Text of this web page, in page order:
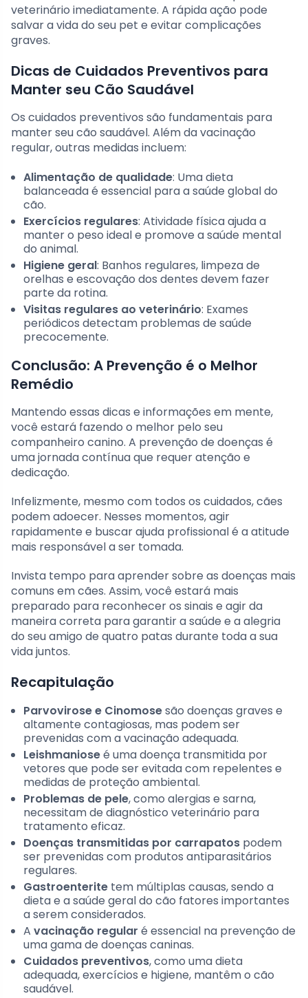
veterinário imediatamente. A rápida ação pode
salvar a vida do seu pet e evitar complicações
graves.
Dicas de Cuidados Preventivos para
Manter seu Cão Saudável
Os cuidados preventivos são fundamentais para
manter seu cão saudável. Além da vacinação
regular, outras medidas incluem:
Alimentação de qualidade: Uma dieta
balanceada é essencial para a saúde global do
cão.
Exercícios regulares: Atividade física ajuda a
manter o peso ideal e promove a saúde mental
do animal.
Higiene geral: Banhos regulares, limpeza de
orelhas e escovação dos dentes devem fazer
parte da rotina.
Visitas regulares ao veterinário: Exames
periódicos detectam problemas de saúde
precocemente.
Conclusão: A Prevenção é o Melhor
Remédio
Mantendo essas dicas e informações em mente,
você estará fazendo o melhor pelo seu
companheiro canino. A prevenção de doenças é
uma jornada contínua que requer atenção e
dedicação.
Infelizmente, mesmo com todos os cuidados, cães
podem adoecer. Nesses momentos, agir
rapidamente e buscar ajuda profissional é a atitude
mais responsável a ser tomada.
Invista tempo para aprender sobre as doenças mais
comuns em cães. Assim, você estará mais
preparado para reconhecer os sinais e agir da
maneira correta para garantir a saúde e a alegria
do seu amigo de quatro patas durante toda a sua
vida juntos.
Recapitulação
Parvovirose e Cinomosesão doenças graves e
altamente contagiosas, mas podem ser
prevenidas com a vacinação adequada.
Leishmanioseé uma doença transmitida por
vetores que pode ser evitada com repelentes e
medidas de proteção ambiental.
Problemas de pele, como alergias e sarna,
necessitam de diagnóstico veterinário para
tratamento eficaz.
Doenças transmitidas por carrapatos podem
ser prevenidas com produtos antiparasitários
regulares.
Gastroenterite tem múltiplas causas, sendo a
dieta e a saúde geral do cão fatores importantes
a serem considerados.
A vacinação regular é essencial na prevenção de
uma gama de doenças caninas.
Cuidados preventivos, como uma dieta
adequada, exercícios e higiene, mantêm o cão
saudável.